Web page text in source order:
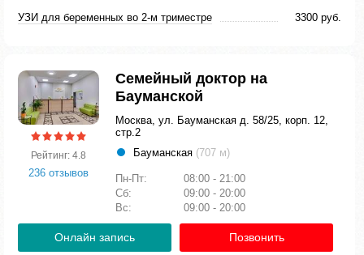
УЗИ для беременных во 2-м триместре 3300 руб.
Рейтинг: 4.8
236 отзывов
Семейный доктор на
Бауманской
Москва, ул. Бауманская д. 58/25, корп. 12,
стр.2
Бауманская (707 м)
Пн-Пт:
08:00 - 21:00
Сб:
09:00 - 20:00
Вс:
09:00 - 20:00
Онлайн запись Позвонить